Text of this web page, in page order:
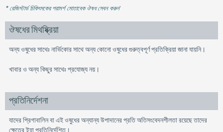
* রেজিস্টার্ড চিকিৎসকের পরামর্শ মোতাবেক ঔষধ সেবন করুন'
ঔষধের মিথষ্ক্রিয়া
অন্য ওষুধের সাথেঃ নার্ভিকাের সাথে অন্য কোনো ওষুধের গুরুত্বপূর্ণ প্রতিক্রিয়া জানা যায়নি।
খাবার ও অন্য কিছুর সাথেঃ প্রযোজ্য নয়।
প্রতিনির্দেশনা
যাদের প্রিগাবালিন বা এই ওষুধের অন্যান্য উপাদানের প্রতি অতিসংবেদনশীলতা রয়েছে তাদের
ক্ষেত্রে ইহা প্রতিনির্দেশিত।